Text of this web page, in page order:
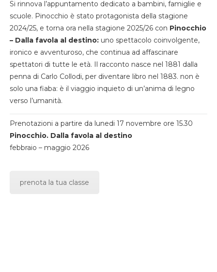
Si rinnova l’appuntamento dedicato a bambini, famiglie e
scuole. Pinocchio è stato protagonista della stagione
2024/25, e torna ora nella stagione 2025/26 con Pinocchio
– Dalla favola al destino: uno spettacolo coinvolgente,
ironico e avventuroso, che continua ad affascinare
spettatori di tutte le età. Il racconto nasce nel 1881 dalla
penna di Carlo Collodi, per diventare libro nel 1883. non è
solo una fiaba: è il viaggio inquieto di un’anima di legno
verso l’umanità.
Prenotazioni a partire da lunedi 17 novembre ore 15.30
Pinocchio. Dalla favola al destino
febbraio – maggio 2026
prenota la tua classe